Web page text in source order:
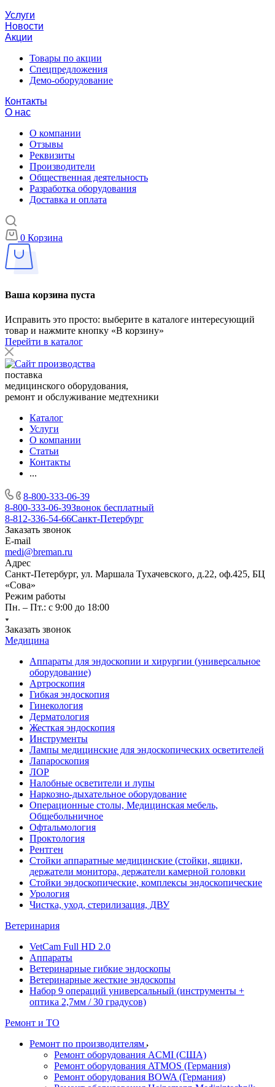
Услуги
Новости
Акции
Товары по акции
Спецпредложения
Демо-оборудование
Контакты
О нас
О компании
Отзывы
Реквизиты
Производители
Общественная деятельность
Разработка оборудования
Доставка и оплата
0 Корзина
Ваша корзина пуста
Исправить это просто: выберите в каталоге интересующий
товар и нажмите кнопку «В корзину»
Перейти в каталог
поставка
медицинского оборудования,
ремонт и обслуживание медтехники
Каталог
Услуги
О компании
Статьи
Контакты
...
8-800-333-06-39
8-800-333-06-39Звонок бесплатный
8-812-336-54-66Санкт-Петербург
Заказать звонок
E-mail
medi@breman.ru
Адрес
Санкт-Петербург, ул. Маршала Тухачевского, д.22, оф.425, БЦ
«Сова»
Режим работы
Пн. – Пт.: с 9:00 до 18:00
Заказать звонок
Медицина
Аппараты для эндоскопии и хирургии (универсальное
оборудование)
Артроскопия
Гибкая эндоскопия
Гинекология
Дерматология
Жесткая эндоскопия
Инструменты
Лампы медицинские для эндоскопических осветителей
Лапароскопия
ЛОР
Налобные осветители и лупы
Наркозно-дыхательное оборудование
Операционные столы, Медицинская мебель,
Общебольничное
Офтальмология
Проктология
Рентген
Стойки аппаратные медицинские (стойки, ящики,
держатели монитора, держатели камерной головки
Стойки эндоскопические, комплексы эндоскопические
Урология
Чистка, уход, стерилизация, ДВУ
Ветеринария
VetCam Full HD 2.0
Аппараты
Ветеринарные гибкие эндоскопы
Ветеринарные жесткие эндоскопы
Набор 9 операций универсальный (инструменты +
оптика 2,7мм / 30 градусов)
Ремонт и ТО
Ремонт по производителям
Ремонт оборудования ACMI (США)
Ремонт оборудования ATMOS (Германия)
Ремонт оборудования BOWA (Германия)